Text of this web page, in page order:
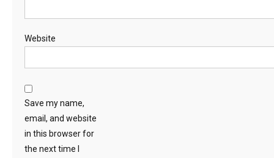
Website
Save my name,
email, and website
in this browser for
the next time I